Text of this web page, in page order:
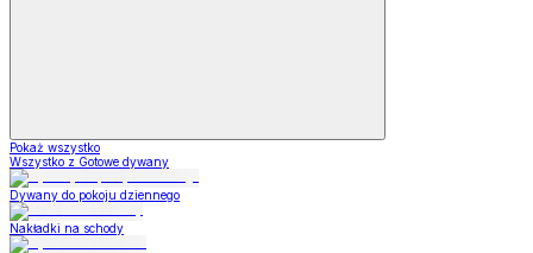
Pokaż wszystko
Wszystko z Gotowe dywany
Dywany do pokoju dziennego
Nakładki na schody